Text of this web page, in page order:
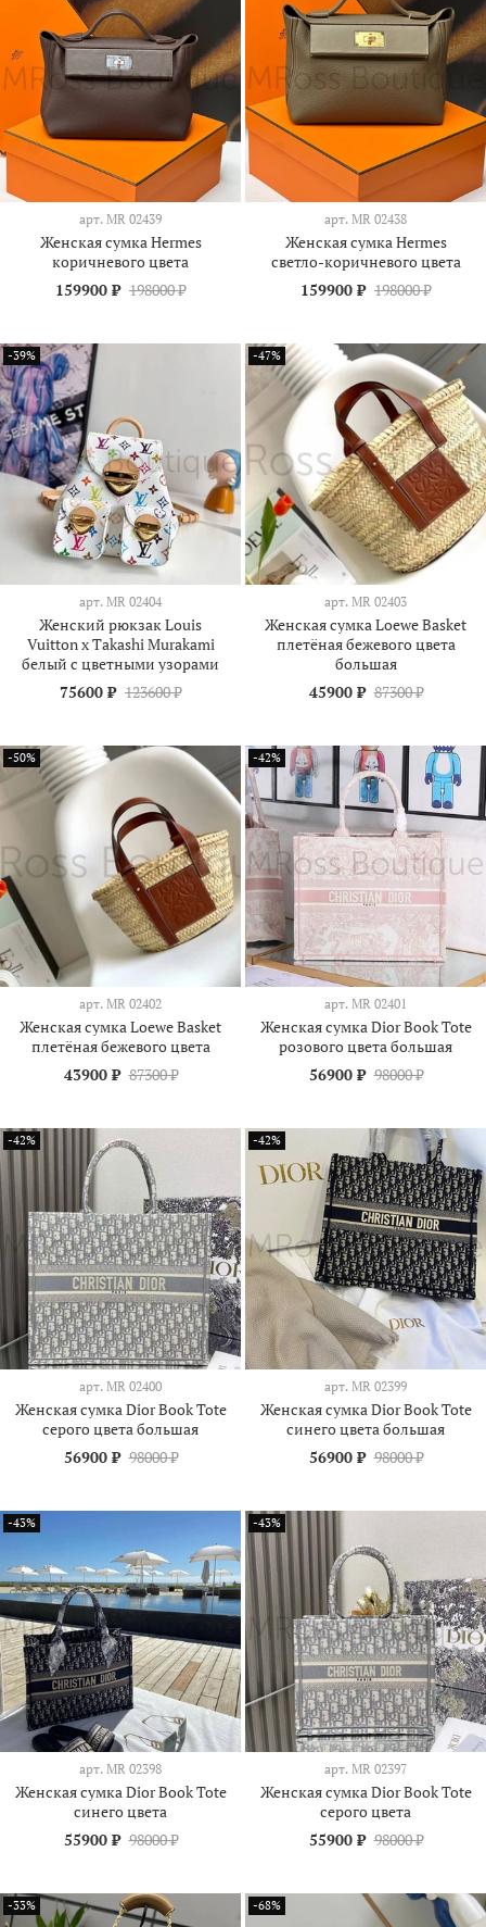
арт. МR 02439
Женская сумка Hermes
коричневого цвета
159900 ₽ 198000 ₽
арт. МR 02438
Женская сумка Hermes
светло-коричневого цвета
159900 ₽ 198000 ₽
-39%
арт. МR 02404
Женский рюкзак Louis
Vuitton x Takashi Murakami
белый c цветными узорами
75600 ₽ 123600 ₽
-47%
арт. МR 02403
Женская сумка Loewe Basket
плетёная бежевого цвета
большая
45900 ₽ 87300 ₽
-50%
арт. МR 02402
Женская сумка Loewe Basket
плетёная бежевого цвета
43900 ₽ 87300 ₽
-42%
арт. МR 02401
Женская сумка Dior Book Tote
розового цвета большая
56900 ₽ 98000 ₽
-42%
арт. МR 02400
Женская сумка Dior Book Tote
серого цвета большая
56900 ₽ 98000 ₽
-42%
арт. МR 02399
Женская сумка Dior Book Tote
синего цвета большая
56900 ₽ 98000 ₽
-43%
арт. МR 02398
Женская сумка Dior Book Tote
синего цвета
55900 ₽ 98000 ₽
-43%
арт. МR 02397
Женская сумка Dior Book Tote
серого цвета
55900 ₽ 98000 ₽
-33% -68%